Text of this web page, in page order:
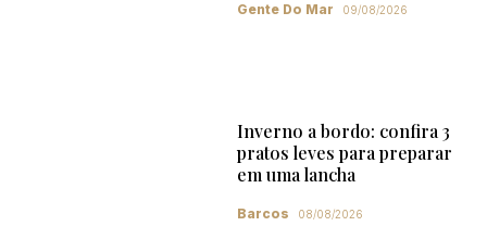
Gente Do Mar 09/08/2026
Inverno a bordo: confira 3
pratos leves para preparar
em uma lancha
Barcos 08/08/2026